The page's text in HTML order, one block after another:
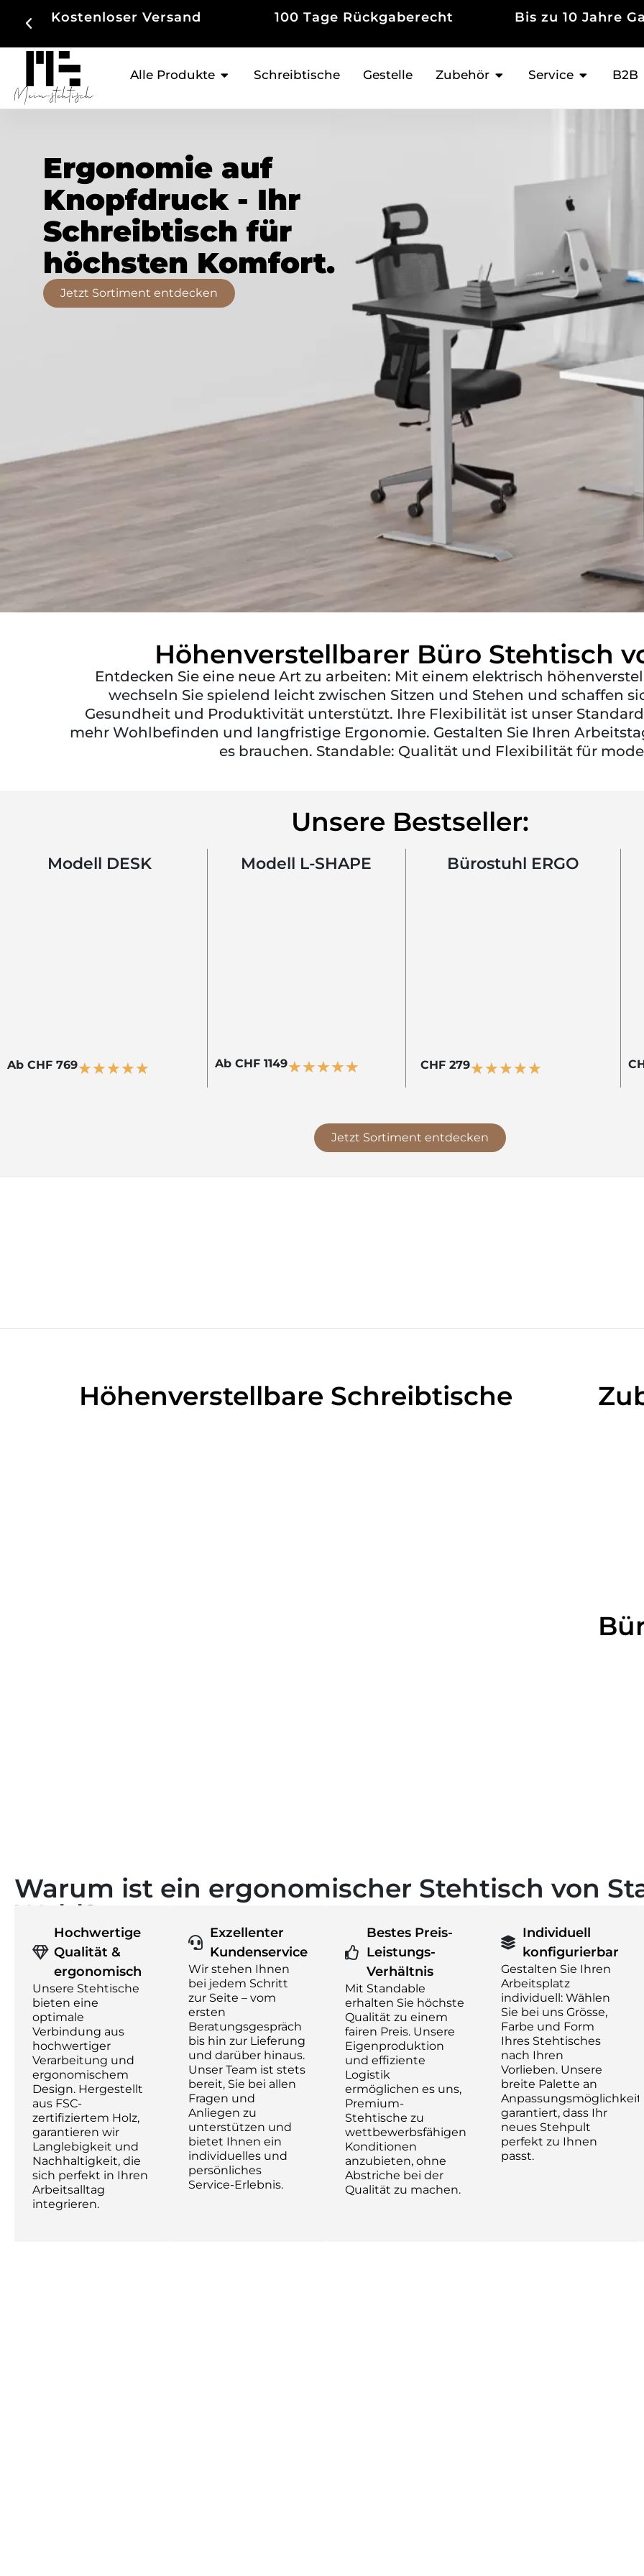
100 Tage Rückgaberecht Bis zu 10 Jahre Garantie
Tausende
Alle Produkte Schreibtische Gestelle Zubehör Service B2B
Ergonomie auf
Knopfdruck - Ihr
Schreibtisch für
höchsten Komfort.
Jetzt Sortiment entdecken
Höhenverstellbarer Büro Stehtisch
Entdecken Sie eine neue Art zu arbeiten: Mit einem elektrisch
wechseln Sie spielend leicht zwischen Sitzen und Stehen und schaffen
Gesundheit und Produktivität unterstützt. Ihre Flexibilität ist unser
mehr Wohlbefinden und langfristige Ergonomie. Gestalten Sie Ihren
es brauchen. Standable: Qualität und Flexibilität für
Unsere Bestseller:
Modell DESK
Ab CHF 769★★★★★
Modell L-SHAPE
Ab CHF 1149★★★★★
Bürostuhl ERGO
CHF 279★★★★★
Jetzt Sortiment entdecken
Höhenverstellbare Schreibtische
Warum ist ein ergonomischer Stehtisch von
Wahl?
Hochwertige
Qualität &
ergonomisch
Unsere Stehtische
bieten eine
optimale
Verbindung aus
hochwertiger
Verarbeitung und
ergonomischem
Design. Hergestellt
aus FSC-
zertifiziertem Holz,
garantieren wir
Langlebigkeit und
Nachhaltigkeit, die
sich perfekt in Ihren
Arbeitsalltag
integrieren.
Exzellenter
Kundenservice
Wir stehen Ihnen
bei jedem Schritt
zur Seite – vom
ersten
Beratungsgespräch
bis hin zur Lieferung
und darüber hinaus.
Unser Team ist stets
bereit, Sie bei allen
Fragen und
Anliegen zu
unterstützen und
bietet Ihnen ein
individuelles und
persönliches
Service-Erlebnis.
Bestes Preis-
Leistungs-
Verhältnis
Mit Standable
erhalten Sie höchste
Qualität zu einem
fairen Preis. Unsere
Eigenproduktion
und effiziente
Logistik
ermöglichen es uns,
Premium-
Stehtische zu
wettbewerbsfähigen
Konditionen
anzubieten, ohne
Abstriche bei der
Qualität zu machen.
Individuell
konfigurierbar
Gestalten Sie Ihren
Arbeitsplatz
individuell: Wählen
Sie bei uns Grösse,
Farbe und Form
Ihres Stehtisches
nach Ihren
Vorlieben. Unsere
breite Palette an
garantiert, dass Ihr
neues Stehpult
perfekt zu Ihnen
passt.